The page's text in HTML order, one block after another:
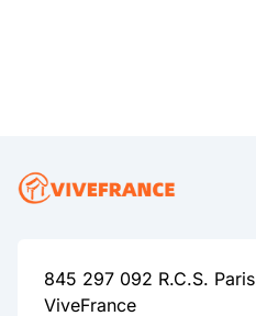
845 297 092 R.C.S. Paris
ViveFrance